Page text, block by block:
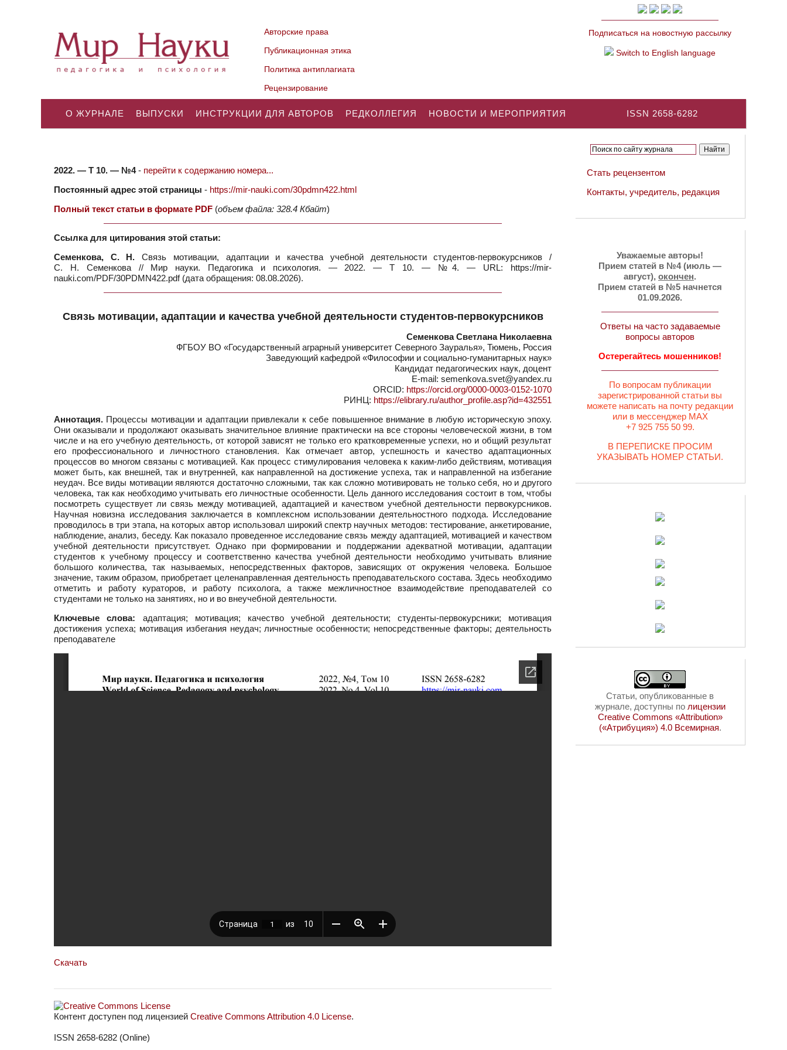
Авторские права
Публикационная этика
Политика антиплагиата
Рецензирование
Подписаться на новостную рассылку
Switch to English language
ISSN 2658-6282
О ЖУРНАЛЕ ВЫПУСКИ ИНСТРУКЦИИ ДЛЯ АВТОРОВ РЕДКОЛЛЕГИЯ НОВОСТИ И МЕРОПРИЯТИЯ
2022. — Т 10. — №4- перейти к содержанию номера...
Постоянный адрес этой страницы - https://mir-nauki.com/30pdmn422.html
Полный текст статьи в формате PDF (объем файла: 328.4 Кбайт)
Ссылка для цитирования этой статьи:
Семенкова, С. Н. Связь мотивации, адаптации и качества учебной деятельности студентов-первокурсников /
С. Н. Семенкова // Мир науки. Педагогика и психология. — 2022. — Т 10. — №4. — URL: https://mir-
nauki.com/PDF/30PDMN422.pdf (дата обращения: 08.08.2026).
Связь мотивации, адаптации и качества учебной деятельности студентов-первокурсников
Семенкова Светлана Николаевна
ФГБОУ ВО «Государственный аграрный университет Северного Зауралья», Тюмень, Россия
Заведующий кафедрой «Философии и социально-гуманитарных наук»
Кандидат педагогических наук, доцент
E-mail: semenkova.svet@yandex.ru
ORCID: https://orcid.org/0000-0003-0152-1070
РИНЦ: https://elibrary.ru/author_profile.asp?id=432551
Аннотация. Процессы мотивации и адаптации привлекали к себе повышенное внимание в любую историческую эпоху.
Они оказывали и продолжают оказывать значительное влияние практически на все стороны человеческой жизни, в том
числе и на его учебную деятельность, от которой зависят не только его кратковременные успехи, но и общий результат
его профессионального и личностного становления. Как отмечает автор, успешность и качество адаптационных
процессов во многом связаны с мотивацией. Как процесс стимулирования человека к каким-либо действиям, мотивация
может быть, как внешней, так и внутренней, как направленной на достижение успеха, так и направленной на избегание
неудач. Все виды мотивации являются достаточно сложными, так как сложно мотивировать не только себя, но и другого
человека, так как необходимо учитывать его личностные особенности. Цель данного исследования состоит в том, чтобы
посмотреть существует ли связь между мотивацией, адаптацией и качеством учебной деятельности первокурсников.
Научная новизна исследования заключается в комплексном использовании деятельностного подхода. Исследование
проводилось в три этапа, на которых автор использовал широкий спектр научных методов: тестирование, анкетирование,
наблюдение, анализ, беседу. Как показало проведенное исследование связь между адаптацией, мотивацией и качеством
учебной деятельности присутствует. Однако при формировании и поддержании адекватной мотивации, адаптации
студентов к учебному процессу и соответственно качества учебной деятельности необходимо учитывать влияние
большого количества, так называемых, непосредственных факторов, зависящих от окружения человека. Большое
значение, таким образом, приобретает целенаправленная деятельность преподавательского состава. Здесь необходимо
отметить и работу кураторов, и работу психолога, а также межличностное взаимодействие преподавателей со
студентами не только на занятиях, но и во внеучебной деятельности.
Ключевые слова: адаптация; мотивация; качество учебной деятельности; студенты-первокурсники; мотивация
достижения успеха; мотивация избегания неудач; личностные особенности; непосредственные факторы; деятельность
преподавателе
Скачать
Контент доступен под лицензией Creative Commons Attribution 4.0 License.
ISSN 2658-6282 (Online)
Стать рецензентом
Контакты, учредитель, редакция
Уважаемые авторы!
Прием статей в №4 (июль —
август), окончен.
Прием статей в №5 начнется
01.09.2026.
Ответы на часто задаваемые
вопросы авторов
Остерегайтесь мошенников!
По вопросам публикации
зарегистрированной статьи вы
можете написать на почту редакции
или в мессенджер MAX
+7 925 755 50 99.
В ПЕРЕПИСКЕ ПРОСИМ
УКАЗЫВАТЬ НОМЕР СТАТЬИ.
Статьи, опубликованные в
журнале, доступны по лицензии
Creative Commons «Attribution»
(«Атрибуция») 4.0 Всемирная.